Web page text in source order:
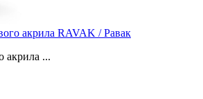
акрила RAVAK / Равак
акрила ...